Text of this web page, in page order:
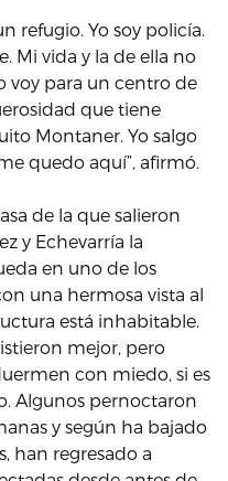
refugio. Yo soy policía.
Mi vida y la de ella no
voy para un centro de
que tiene
Montaner. Yo salgo
quedo aquí”, afirmó.
de la que salieron
y Echevarría la
en uno de los
una hermosa vista al
está inhabitable.
mejor, pero
con miedo, si es
Algunos pernoctaron
y según ha bajado
han regresado a